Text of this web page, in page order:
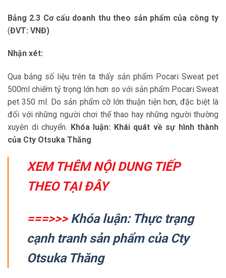
Bảng 2.3 Cơ cấu doanh thu theo sản phẩm của công ty
(ĐVT: VNĐ)
Nhận xét:
Qua bảng số liệu trên ta thấy sản phẩm Pocari Sweat pet
500ml chiếm tỷ trọng lớn hơn so với sản phẩm Pocari Sweat
pet 350 ml. Do sản phẩm cỡ lớn thuận tiện hơn, đặc biệt là
đối với những người chơi thể thao hay những người thường
xuyên di chuyển. Khóa luận: Khái quát về sự hình thành
của Cty Otsuka Thăng
XEM THÊM NỘI DUNG TIẾP
THEO TẠI ĐÂY
===>>>Khóa luận: Thực trạng
cạnh tranh sản phẩm của Cty
Otsuka Thăng